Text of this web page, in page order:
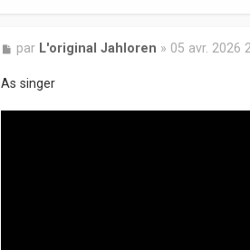
M
s
a
par L'original Jahloren » 05 avr. 2026
As singer